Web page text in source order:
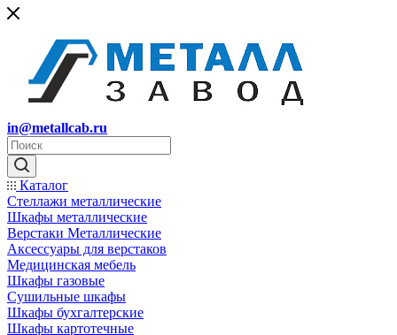
in@metallcab.ru
Каталог
Стеллажи металлические
Шкафы металлические
Верстаки Металлические
Аксессуары для верстаков
Медицинская мебель
Шкафы газовые
Сушильные шкафы
Шкафы бухгалтерские
Шкафы картотечные